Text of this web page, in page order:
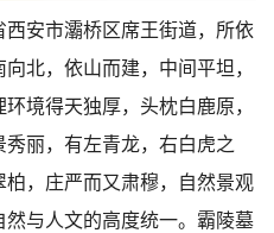
安市灞桥区席王街道，所依
北，依山而建，中间平坦，
境得天独厚，头枕白鹿原，
丽，有左青龙，右白虎之
，庄严而又肃穆，自然景观
与人文的高度统一。霸陵墓